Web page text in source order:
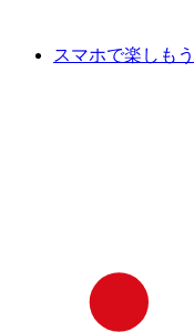
スマホで楽しもう